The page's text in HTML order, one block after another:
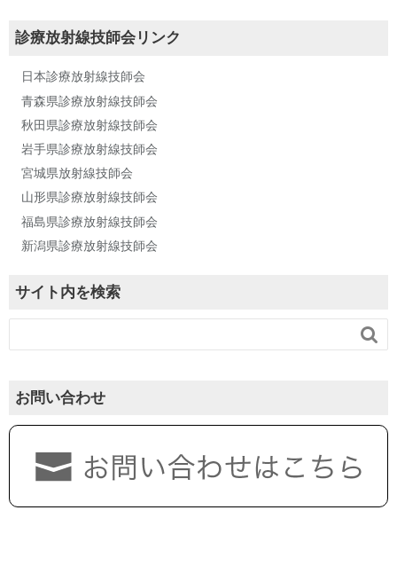
診療放射線技師会リンク
日本診療放射線技師会
青森県診療放射線技師会
秋田県診療放射線技師会
岩手県診療放射線技師会
宮城県放射線技師会
山形県診療放射線技師会
福島県診療放射線技師会
新潟県診療放射線技師会
サイト内を検索

お問い合わせ